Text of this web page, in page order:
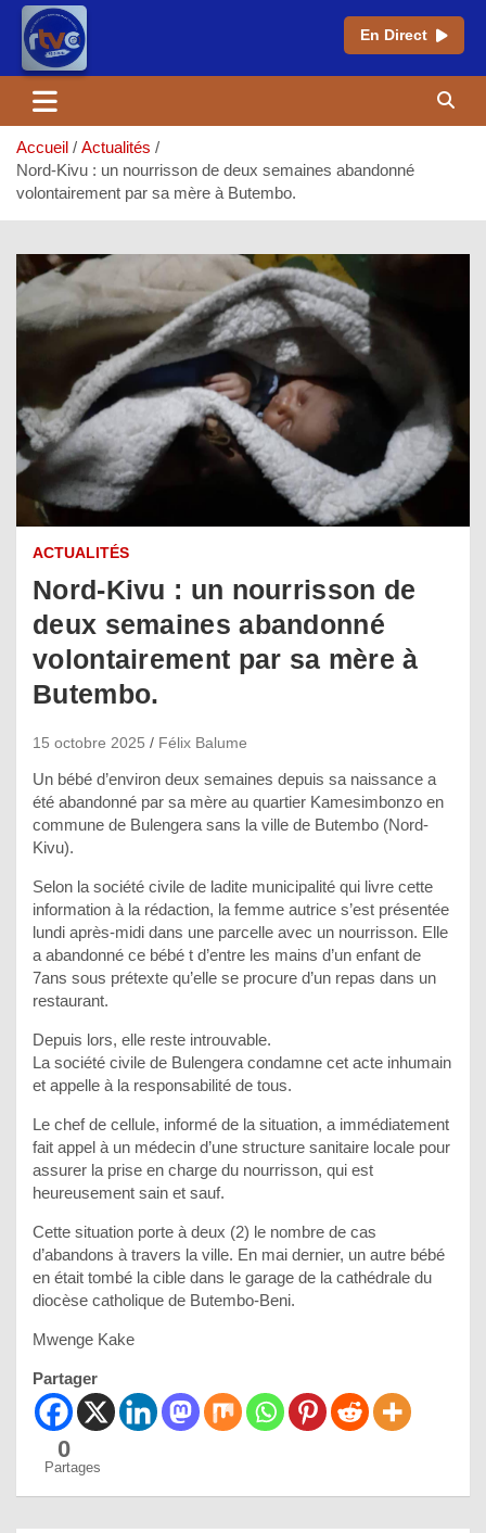
En Direct
contenu
Accueil
Actualités
Nord-Kivu : un nourrisson de deux semaines abandonné
volontairement par sa mère à Butembo.
ACTUALITÉS
Nord-Kivu : un nourrisson de
deux semaines abandonné
volontairement par sa mère à
Butembo.
15 octobre 2025 Félix Balume
Un bébé d’environ deux semaines depuis sa naissance a
été abandonné par sa mère au quartier Kamesimbonzo en
commune de Bulengera sans la ville de Butembo (Nord-
Kivu).
Selon la société civile de ladite municipalité qui livre cette
information à la rédaction, la femme autrice s’est présentée
lundi après-midi dans une parcelle avec un nourrisson. Elle
a abandonné ce bébé t d’entre les mains d’un enfant de
7ans sous prétexte qu’elle se procure d’un repas dans un
restaurant.
Depuis lors, elle reste introuvable.
La société civile de Bulengera condamne cet acte inhumain
et appelle à la responsabilité de tous.
Le chef de cellule, informé de la situation, a immédiatement
fait appel à un médecin d’une structure sanitaire locale pour
assurer la prise en charge du nourrisson, qui est
heureusement sain et sauf.
Cette situation porte à deux (2) le nombre de cas
d’abandons à travers la ville. En mai dernier, un autre bébé
en était tombé la cible dans le garage de la cathédrale du
diocèse catholique de Butembo-Beni.
Mwenge Kake
Partager
0
Partages